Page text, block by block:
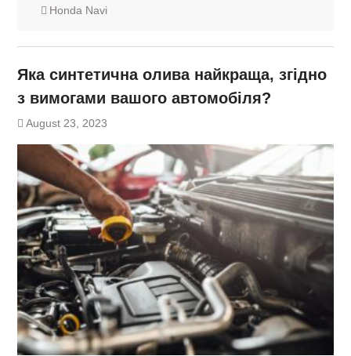
Honda Navi
Яка синтетична олива найкраща, згідно
з вимогами вашого автомобіля?
August 23, 2023